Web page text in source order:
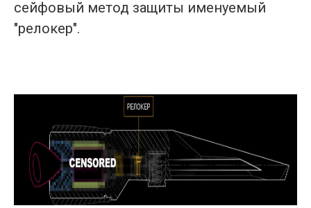
сейфовый метод защиты именуемый
"релокер".